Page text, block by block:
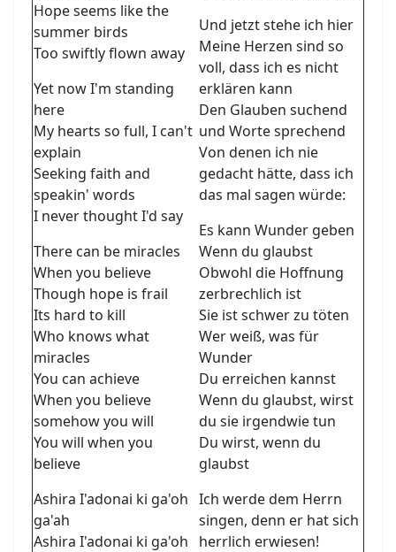
Hope seems like the
summer birds
Too swiftly flown away
Yet now I'm standing
here
My hearts so full, I can't
explain
Seeking faith and
speakin' words
I never thought I'd say
There can be miracles
When you believe
Though hope is frail
Its hard to kill
Who knows what
miracles
You can achieve
When you believe
somehow you will
You will when you
believe
Ashira I'adonai ki ga'oh
ga'ah
Ashira I'adonai ki ga'oh
Und jetzt stehe ich hier
Meine Herzen sind so
voll, dass ich es nicht
erklären kann
Den Glauben suchend
und Worte sprechend
Von denen ich nie
gedacht hätte, dass ich
das mal sagen würde:
Es kann Wunder geben
Wenn du glaubst
Obwohl die Hoffnung
zerbrechlich ist
Sie ist schwer zu töten
Wer weiß, was für
Wunder
Du erreichen kannst
Wenn du glaubst, wirst
du sie irgendwie tun
Du wirst, wenn du
glaubst
Ich werde dem Herrn
singen, denn er hat sich
herrlich erwiesen!